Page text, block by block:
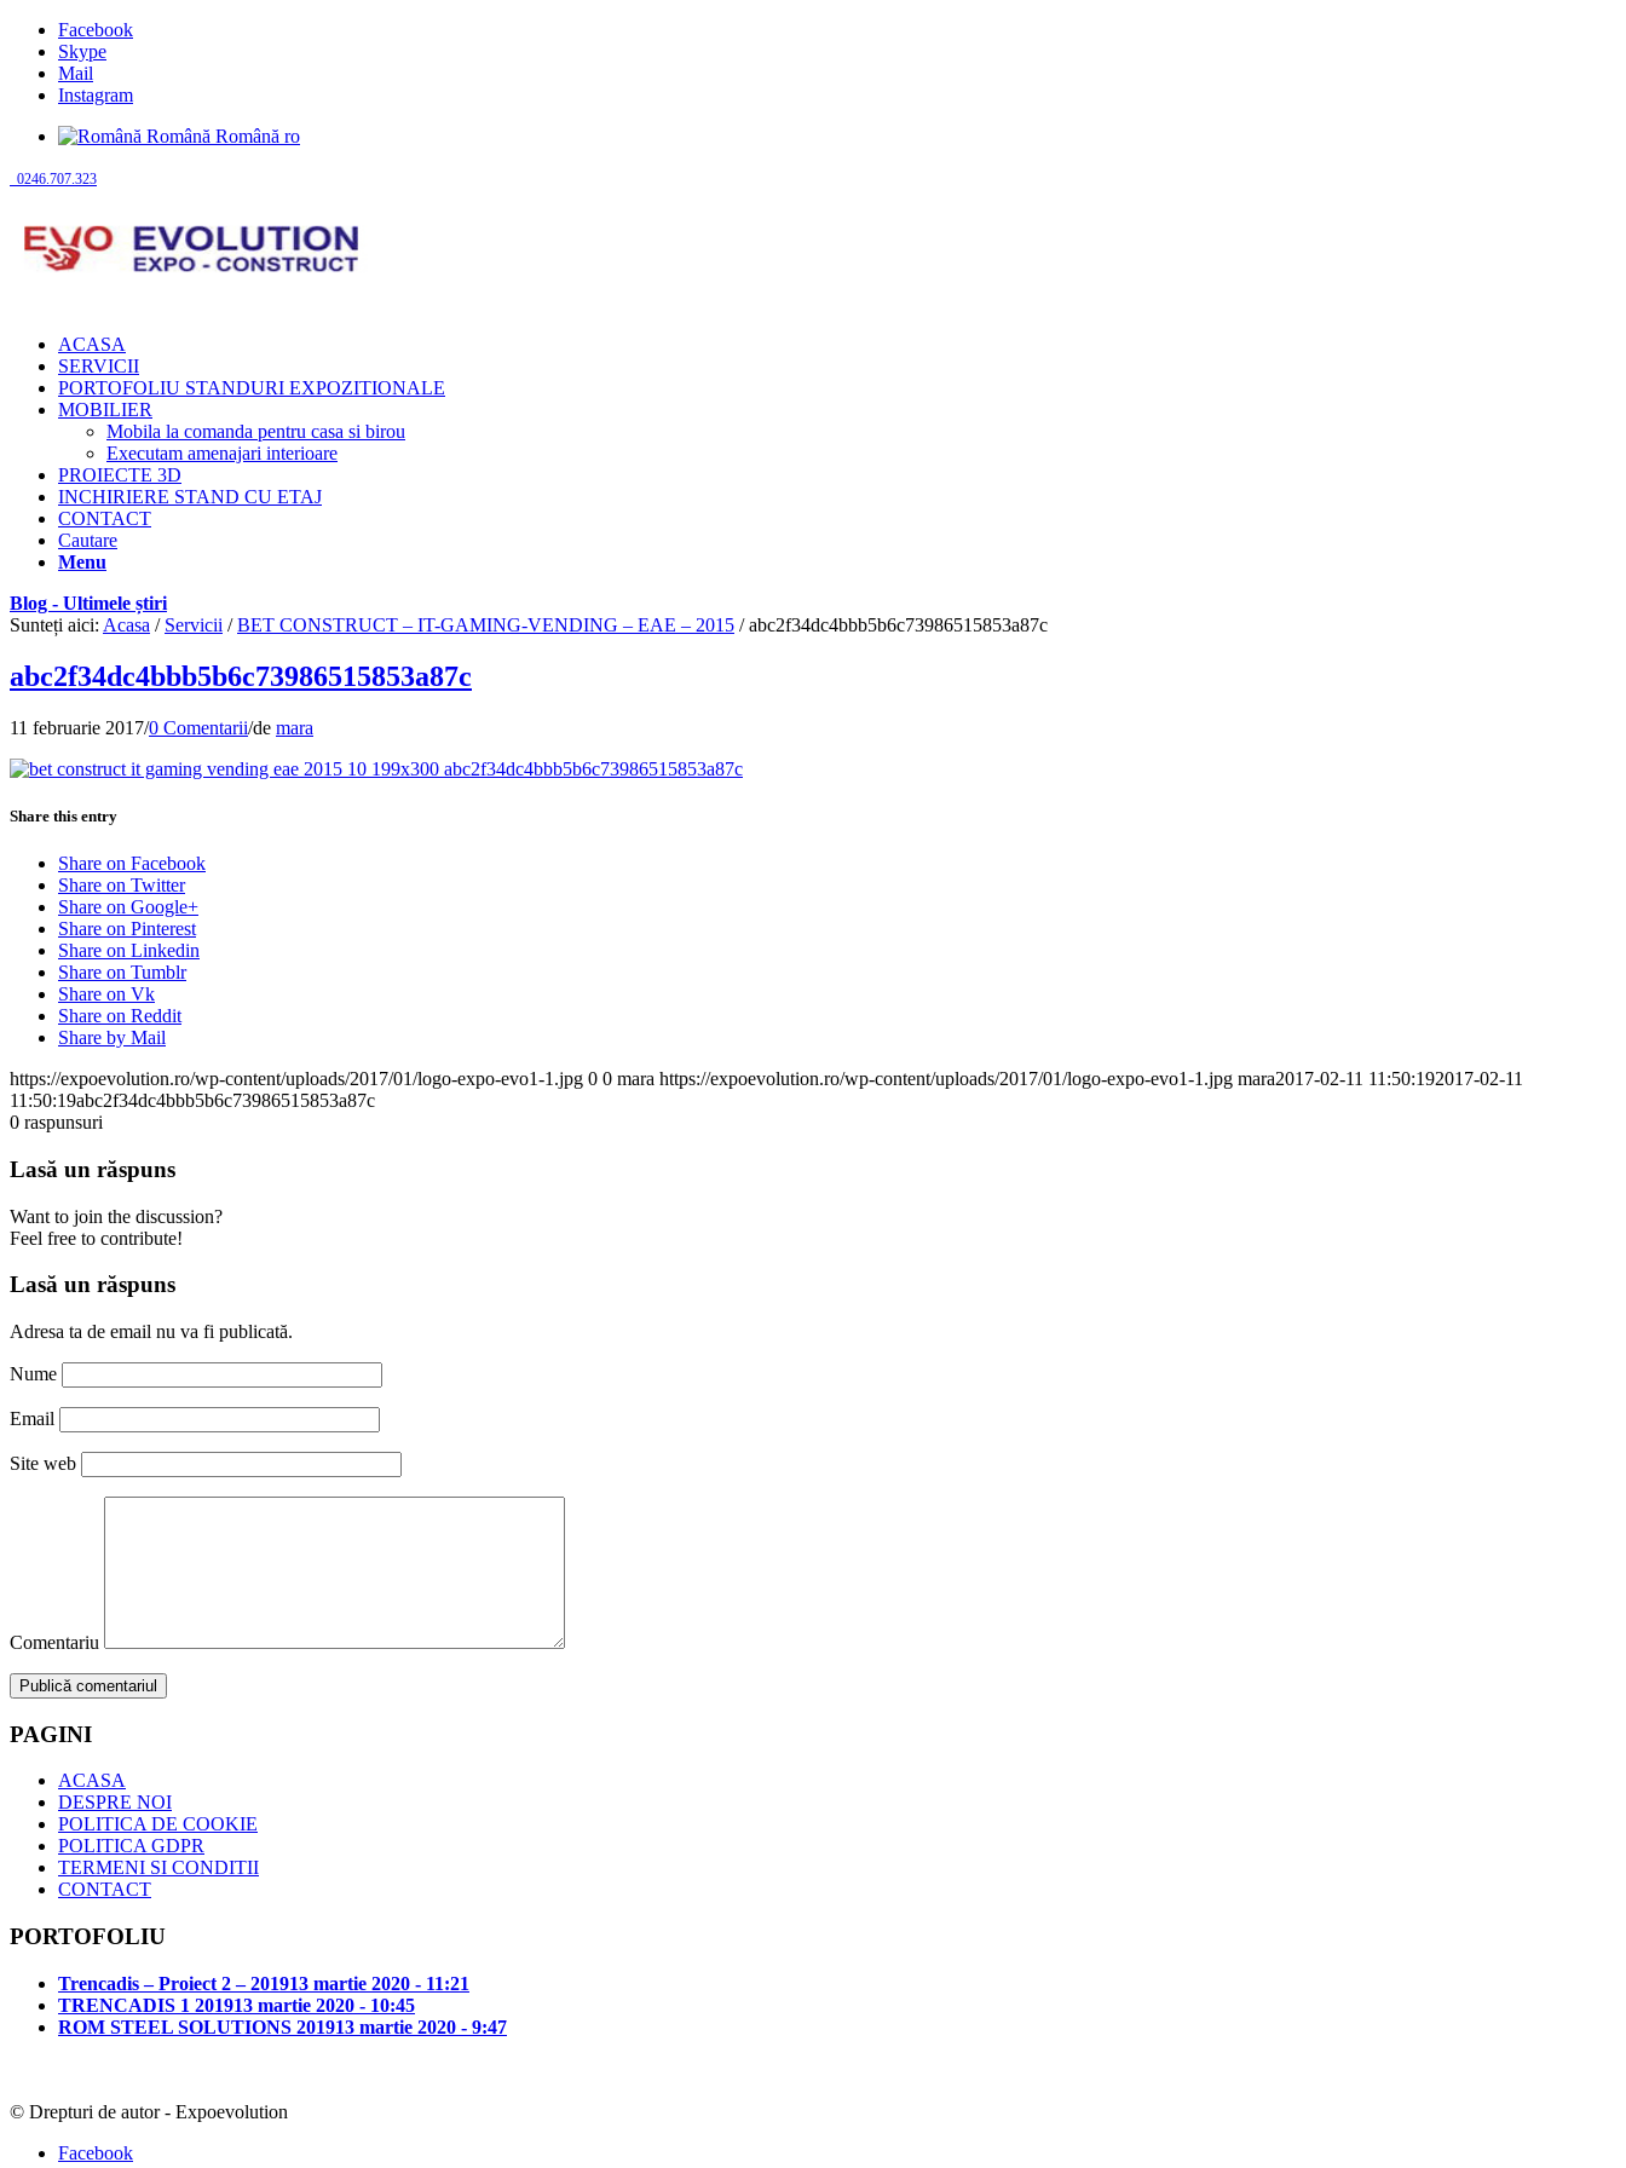
Facebook
Skype
Mail
Instagram
Română Română ro
0246.707.323
ACASA
SERVICII
PORTOFOLIU STANDURI EXPOZITIONALE
MOBILIER
Mobila la comanda pentru casa si birou
Executam amenajari interioare
PROIECTE 3D
INCHIRIERE STAND CU ETAJ
CONTACT
Cautare
Menu
Blog - Ultimele știri
Sunteți aici: Acasa / Servicii / BET CONSTRUCT – IT-GAMING-VENDING – EAE – 2015 / abc2f34dc4bbb5b6c73986515853a87c
abc2f34dc4bbb5b6c73986515853a87c
11 februarie 2017/0 Comentarii/de mara
Share this entry
Share on Facebook
Share on Twitter
Share on Google+
Share on Pinterest
Share on Linkedin
Share on Tumblr
Share on Vk
Share on Reddit
Share by Mail
https://expoevolution.ro/wp-content/uploads/2017/01/logo-expo-evo1-1.jpg 0 0 mara https://expoevolution.ro/wp-content/uploads/2017/01/logo-expo-evo1-1.jpg mara2017-02-11 11:50:192017-02-11
11:50:19abc2f34dc4bbb5b6c73986515853a87c
0 raspunsuri
Lasă un răspuns
Want to join the discussion?
Feel free to contribute!
Lasă un răspuns
Adresa ta de email nu va fi publicată.
Nume
Email
Site web
Comentariu
PAGINI
ACASA
DESPRE NOI
POLITICA DE COOKIE
POLITICA GDPR
TERMENI SI CONDITII
CONTACT
PORTOFOLIU
Trencadis – Proiect 2 – 201913 martie 2020 - 11:21
TRENCADIS 1 201913 martie 2020 - 10:45
ROM STEEL SOLUTIONS 201913 martie 2020 - 9:47
© Drepturi de autor - Expoevolution
Facebook